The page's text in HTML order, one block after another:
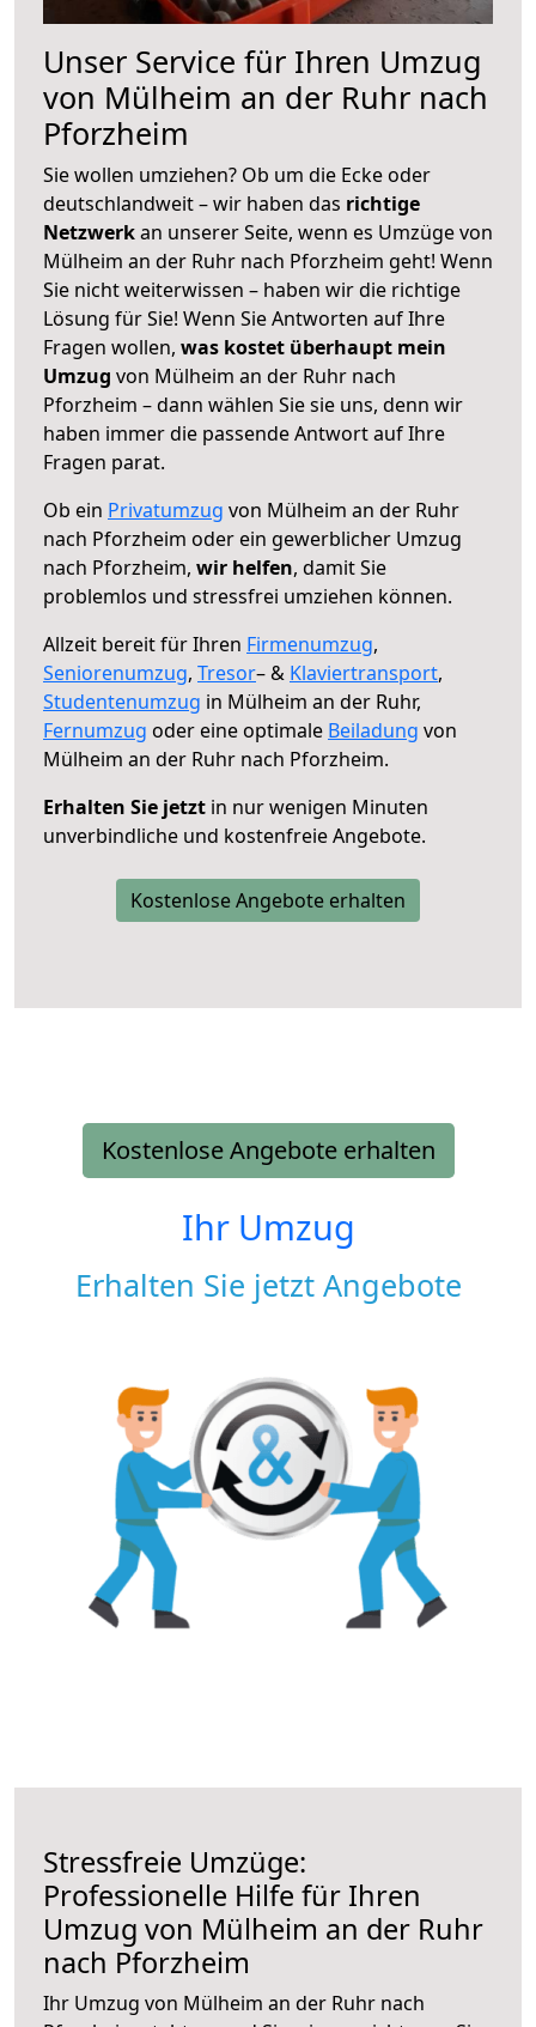
Unser Service für Ihren Umzug
von Mülheim an der Ruhr nach
Pforzheim
Sie wollen umziehen? Ob um die Ecke oder
deutschlandweit – wir haben das richtige
Netzwerkan unserer Seite, wenn es Umzüge von
Mülheim an der Ruhr nach Pforzheim geht! Wenn
Sie nicht weiterwissen – haben wir die richtige
Lösung für Sie! Wenn Sie Antworten auf Ihre
Fragen wollen, was kostet überhaupt mein
Umzug von Mülheim an der Ruhr nach
Pforzheim – dann wählen Sie sie uns, denn wir
haben immer die passende Antwort auf Ihre
Fragen parat.
Ob ein Privatumzug von Mülheim an der Ruhr
nach Pforzheim oder ein gewerblicher Umzug
nach Pforzheim, wir helfen, damit Sie
problemlos und stressfrei umziehen können.
Allzeit bereit für Ihren Firmenumzug,
Seniorenumzug, Tresor– & Klaviertransport,
Studentenumzug in Mülheim an der Ruhr,
Fernumzug oder eine optimale Beiladung von
Mülheim an der Ruhr nach Pforzheim.
Erhalten Sie jetzt in nur wenigen Minuten
unverbindliche und kostenfreie Angebote.
Kostenlose Angebote erhalten
Kostenlose Angebote erhalten
Ihr Umzug
Erhalten Sie jetzt Angebote
Stressfreie Umzüge:
Professionelle Hilfe für Ihren
Umzug von Mülheim an der Ruhr
nach Pforzheim
Ihr Umzug von Mülheim an der Ruhr nach